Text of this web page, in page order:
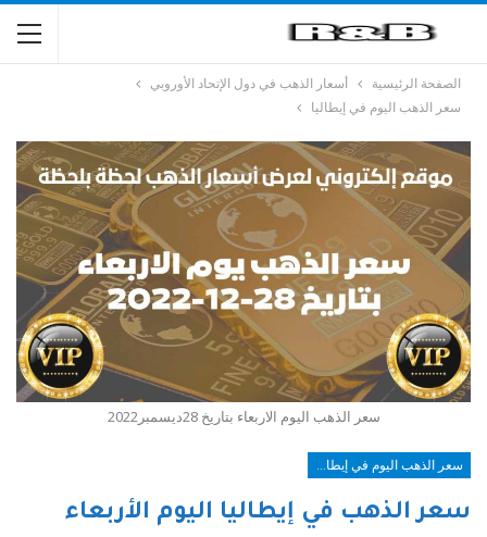
الصفحة الرئيسية
أسعار الذهب في دول الإتحاد الأوروبي
سعر الذهب اليوم في إيطاليا
سعر الذهب اليوم الاربعاء بتاريخ 28ديسمبر2022
سعر الذهب في إيطاليا اليوم الأربعاء